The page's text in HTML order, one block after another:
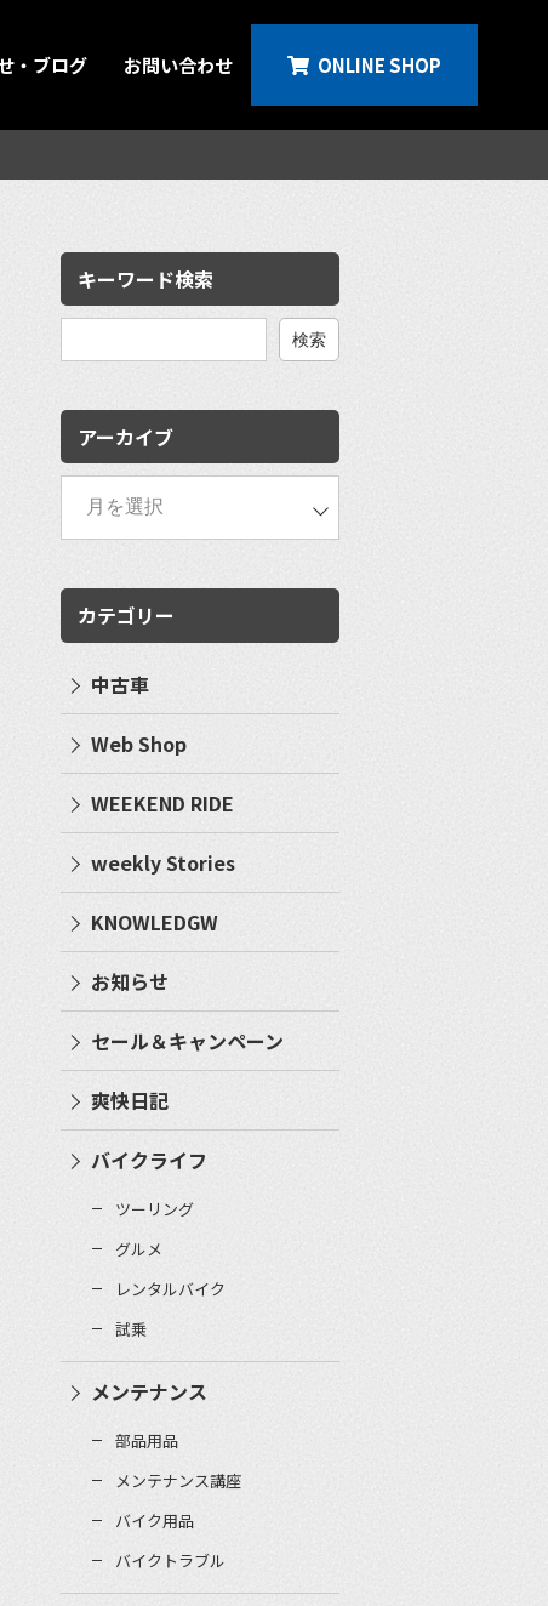
・ブログ お問い合わせ ONLINE SHOP
キーワード検索
検
アーカイブ
カテゴリー
中古車
Web Shop
WEEKEND RIDE
weekly Stories
KNOWLEDGW
お知らせ
セール＆キャンペーン
爽快日記
バイクライフ
ツーリング
グルメ
レンタルバイク
試乗
メンテナンス
部品用品
メンテナンス講座
バイク用品
バイクトラブル